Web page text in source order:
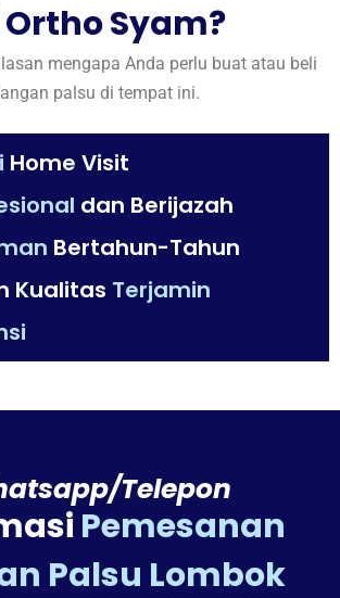
Syam?
mengapa Anda perlu buat atau beli
palsu di tempat ini.
Home Visit
dan Berijazah
Bertahun-Tahun
Kualitas Terjamin
Telepon
Pemesanan
Palsu Lombok